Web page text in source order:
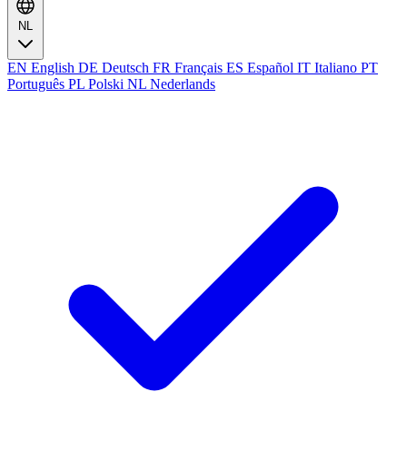
NL
EN English DE Deutsch FR Français ES Español IT Italiano PT
Português PL Polski NL Nederlands